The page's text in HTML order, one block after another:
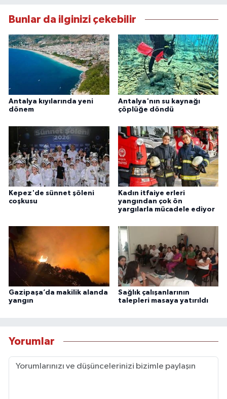
Bunlar da ilginizi çekebilir
Antalya kıyılarında yeni
dönem
Antalya'nın su kaynağı
çöplüğe döndü
Kepez'de sünnet şöleni
coşkusu
Kadın itfaiye erleri
yangından çok ön
yargılarla mücadele ediyor
Gazipaşa’da makilik alanda
yangın
Sağlık çalışanlarının
talepleri masaya yatırıldı
Yorumlar